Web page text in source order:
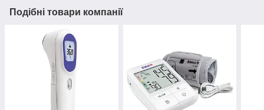
Подібні товари компанії